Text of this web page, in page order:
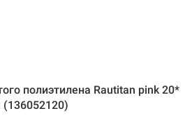
полиэтилена Rautitan pink 20*